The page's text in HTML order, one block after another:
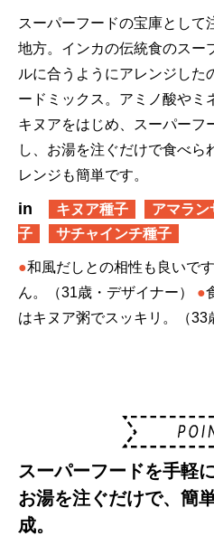
スーパーフードの宝庫として
地方。インカの伝統食のスー
ルに合うようにアレンジした
ードミックス。アミノ酸やミ
キヌアをはじめ、スーパーフ
し、お湯を注ぐだけで食べら
レンジも簡単です。
in キヌア種子 アマラン
子
サチャインチ種子
●和風だしとの相性も良いで
ん。（31歳・デザイナー）
●
はキヌア粥でスッキリ。（33
スーパーフードを手軽
お湯を注ぐだけで、簡
成。